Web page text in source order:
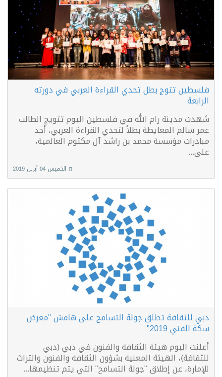
فلسطين تتوج بطل تحدي القراءة العربي في دورته
الرابعة
شهدت مدينة رام الله في فلسطين اليوم تتويج الطالب
عمر سالم المعايطة بطلاً لتحدي القراءة العربي، أحد
مبادرات مؤسسة محمد بن راشد آل مكتوم العالمية،
على...
الخميس 04 أبريل 2019
دبي للثقافة تطلق جولة التسامح على هامش "معرض
سكة الفني 2019"
أعلنت اليوم هيئة الثقافة والفنون في دبي (دبي
للثقافة)، الهيئة المعنية بشؤون الثقافة والفنون والتراث
للإمارة، عن إطلاق "جولة التسامح" التي يتم تنظيمها...